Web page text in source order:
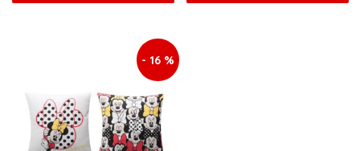
je:
180,00 KM.
je:
- 16 %